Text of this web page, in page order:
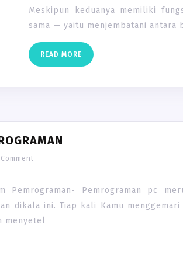
Meskipun keduanya memiliki
sama — yaitu menjembatani antara
READ MORE READ
MORE
Pemrograman- Pemrograman pc
dikala ini. Tiap kali Kamu
menyetel